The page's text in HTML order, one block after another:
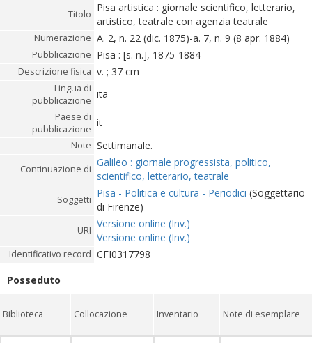
Titolo
Pisa artistica : giornale scientifico, letterario,
artistico, teatrale con agenzia teatrale
Numerazione A. 2, n. 22 (dic. 1875)-a. 7, n. 9 (8 apr. 1884)
Pubblicazione Pisa : [s. n.], 1875-1884
Descrizione fisica v. ; 37 cm
Lingua di
pubblicazione
ita
Paese di
pubblicazione
it
Note Settimanale.
Continuazione di
Galileo : giornale progressista, politico,
scientifico, letterario, teatrale
Soggetti
Pisa - Politica e cultura - Periodici (Soggettario
di Firenze)
URI
Versione online (Inv.)
Versione online (Inv.)
Identificativo record CFI0317798
Posseduto
Biblioteca Collocazione Inventario Note di esemplare